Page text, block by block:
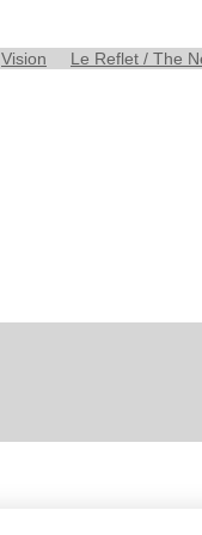
Vision Le Reflet / The